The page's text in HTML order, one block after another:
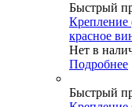
Быстрый
Крепление
красное
Нет в
Подробнее
Быстрый